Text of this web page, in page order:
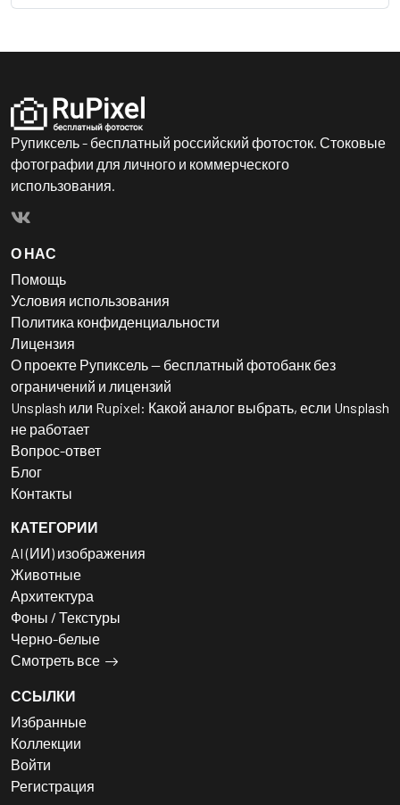
Рупиксель - бесплатный российский фотосток. Стоковые
фотографии для личного и коммерческого
использования.
О НАС
Помощь
Условия использования
Политика конфиденциальности
Лицензия
О проекте Рупиксель — бесплатный фотобанк без
ограничений и лицензий
Unsplash или Rupixel: Какой аналог выбрать, если Unsplash
не работает
Вопрос-ответ
Блог
Контакты
КАТЕГОРИИ
AI (ИИ) изображения
Животные
Архитектура
Фоны / Текстуры
Черно-белые
Смотреть все
ССЫЛКИ
Избранные
Коллекции
Войти
Регистрация